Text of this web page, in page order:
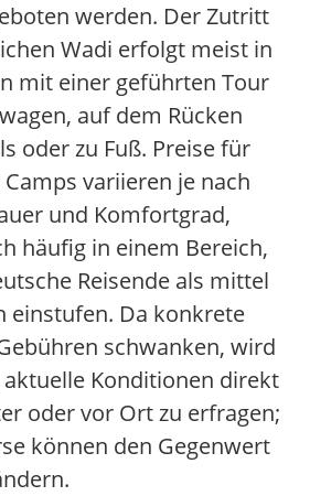
werden. Der Zutritt
Wadi erfolgt meist in
mit einer geführten Tour
auf dem Rücken
oder zu Fuß. Preise für
variieren je nach
und Komfortgrad,
häufig in einem Bereich,
Reisende als mittel
einstufen. Da konkrete
schwanken, wird
Konditionen direkt
oder vor Ort zu erfragen;
können den Gegenwert